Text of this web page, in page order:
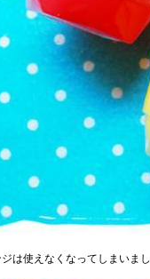
は使えなくなってしまいま